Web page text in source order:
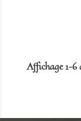
Affichage 1-6